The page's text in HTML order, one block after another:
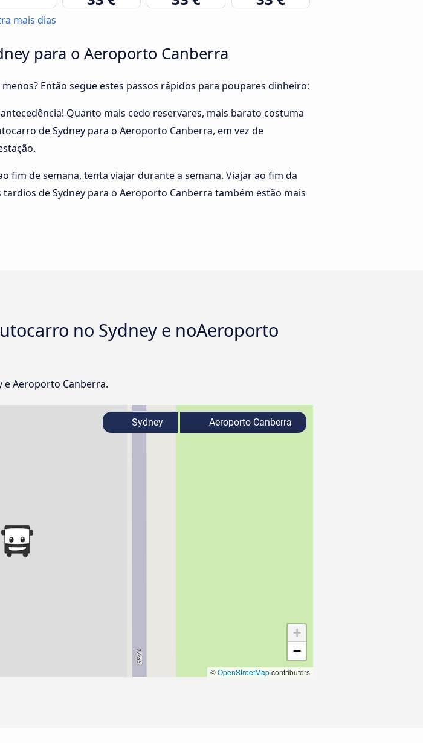
mais dias
para o Aeroporto Canberra
Então segue estes passos rápidos para poupares dinheiro:
Quanto mais cedo reservares, mais barato costuma
de Sydney para o Aeroporto Canberra, em vez de
fim de semana, tenta viajar durante a semana. Viajar ao fim da
de Sydney para o Aeroporto Canberra também estão mais
no Sydney e noAeroporto
e Aeroporto Canberra.
+
−
©OpenStreetMapcontributors
Sydney Aeroporto Canberra